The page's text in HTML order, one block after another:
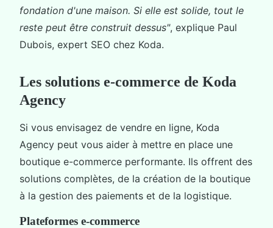
fondation d'une maison. Si elle est solide, tout le
reste peut être construit dessus", explique Paul
Dubois, expert SEO chez Koda.
Les solutions e-commerce de Koda
Agency
Si vous envisagez de vendre en ligne, Koda
Agency peut vous aider à mettre en place une
boutique e-commerce performante. Ils offrent des
solutions complètes, de la création de la boutique
à la gestion des paiements et de la logistique.
Plateformes e-commerce